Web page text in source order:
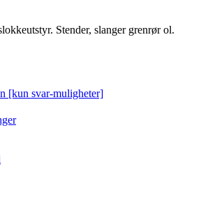
Stender, slanger grenrør ol.
[kun svar-muligheter]